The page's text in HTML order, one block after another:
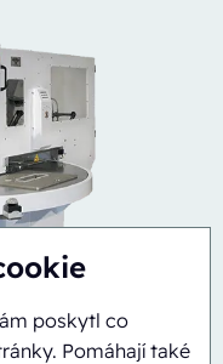
poskytl co
Pomáhají také